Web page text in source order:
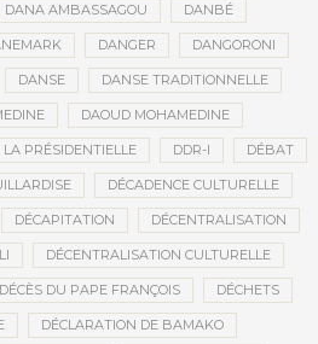
DANA AMBASSAGOU DANBÉ
DANGER DANGORONI
DANSE DANSE TRADITIONNELLE
DAOUD MOHAMEDINE
LA PRÉSIDENTIELLE DDR-I DÉBAT
DÉCADENCE CULTURELLE
DÉCAPITATION DÉCENTRALISATION
DÉCENTRALISATION CULTURELLE
DÉCÈS DU PAPE FRANÇOIS DÉCHETS
DÉCLARATION DE BAMAKO